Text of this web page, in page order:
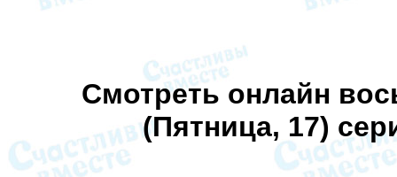
Смотреть онлайн
(Пятница, 17)